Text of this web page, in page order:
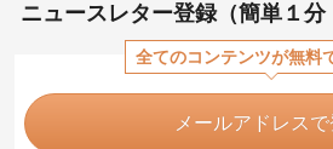
ニュースレター登録（簡単１
全てのコンテンツが無料
メールアドレス